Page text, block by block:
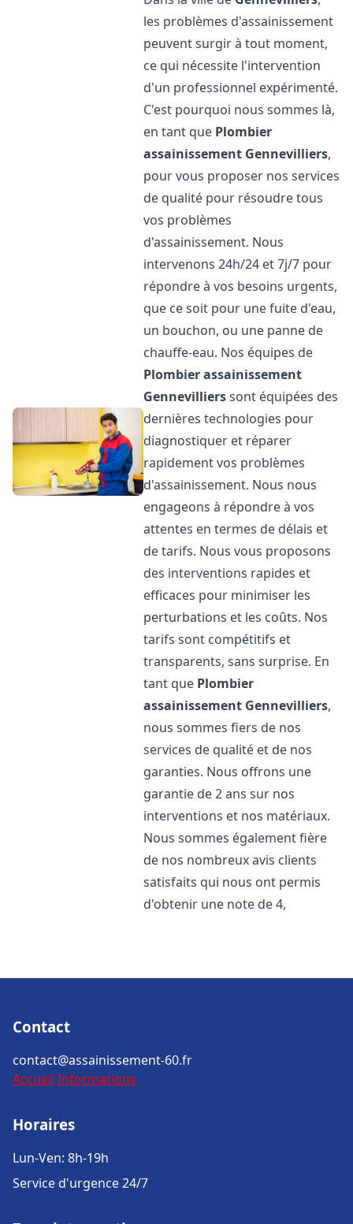
les problèmes d'assainissement
peuvent surgir à tout moment,
ce qui nécessite l'intervention
d'un professionnel expérimenté.
C'est pourquoi nous sommes là,
en tant que Plombier
assainissement Gennevilliers,
pour vous proposer nos services
de qualité pour résoudre tous
vos problèmes
d'assainissement. Nous
intervenons 24h/24 et 7j/7 pour
répondre à vos besoins urgents,
que ce soit pour une fuite d'eau,
un bouchon, ou une panne de
chauffe-eau. Nos équipes de
Plombier assainissement
Gennevillierssont équipées des
dernières technologies pour
diagnostiquer et réparer
rapidement vos problèmes
d'assainissement. Nous nous
engageons à répondre à vos
attentes en termes de délais et
de tarifs. Nous vous proposons
des interventions rapides et
efficaces pour minimiser les
perturbations et les coûts. Nos
tarifs sont compétitifs et
transparents, sans surprise. En
tant que Plombier
assainissement Gennevilliers,
nous sommes fiers de nos
services de qualité et de nos
garanties. Nous offrons une
garantie de 2 ans sur nos
interventions et nos matériaux.
Nous sommes également fière
de nos nombreux avis clients
satisfaits qui nous ont permis
d'obtenir une note de 4,
Contact
contact@assainissement-60.fr
Accueil Informations
Horaires
Lun-Ven: 8h-19h
Service d'urgence 24/7